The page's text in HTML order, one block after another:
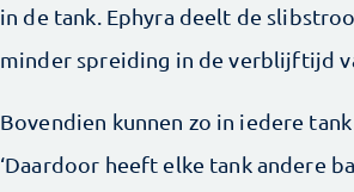
in de tank. Ephyra deelt de
minder spreiding in de verblijftijd
Bovendien kunnen zo in iedere
‘Daardoor heeft elke tank andere